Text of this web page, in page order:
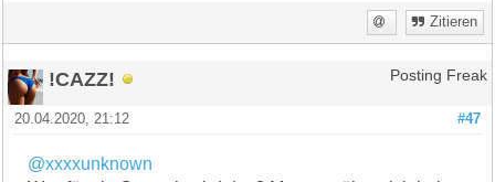
Zitieren
!CAZZ! Posting Freak
#47
20.04.2020, 21:12
@xxxxunknown